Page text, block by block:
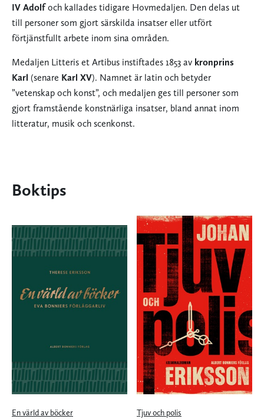
IV Adolfoch kallades tidigare Hovmedaljen. Den delas ut
till personer som gjort särskilda insatser eller utfört
förtjänstfullt arbete inom sina områden.
Medaljen Litteris et Artibus instiftades 1853 av kronprins
Karl (senare Karl XV). Namnet är latin och betyder
”vetenskap och konst”, och medaljen ges till personer som
gjort framstående konstnärliga insatser, bland annat inom
litteratur, musik och scenkonst.
Boktips
En värld av böcker
Tjuv och polis